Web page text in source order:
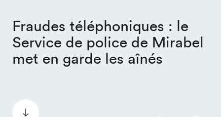
Fraudes téléphoniques : le
Service de police de Mirabel
met en garde les aînés